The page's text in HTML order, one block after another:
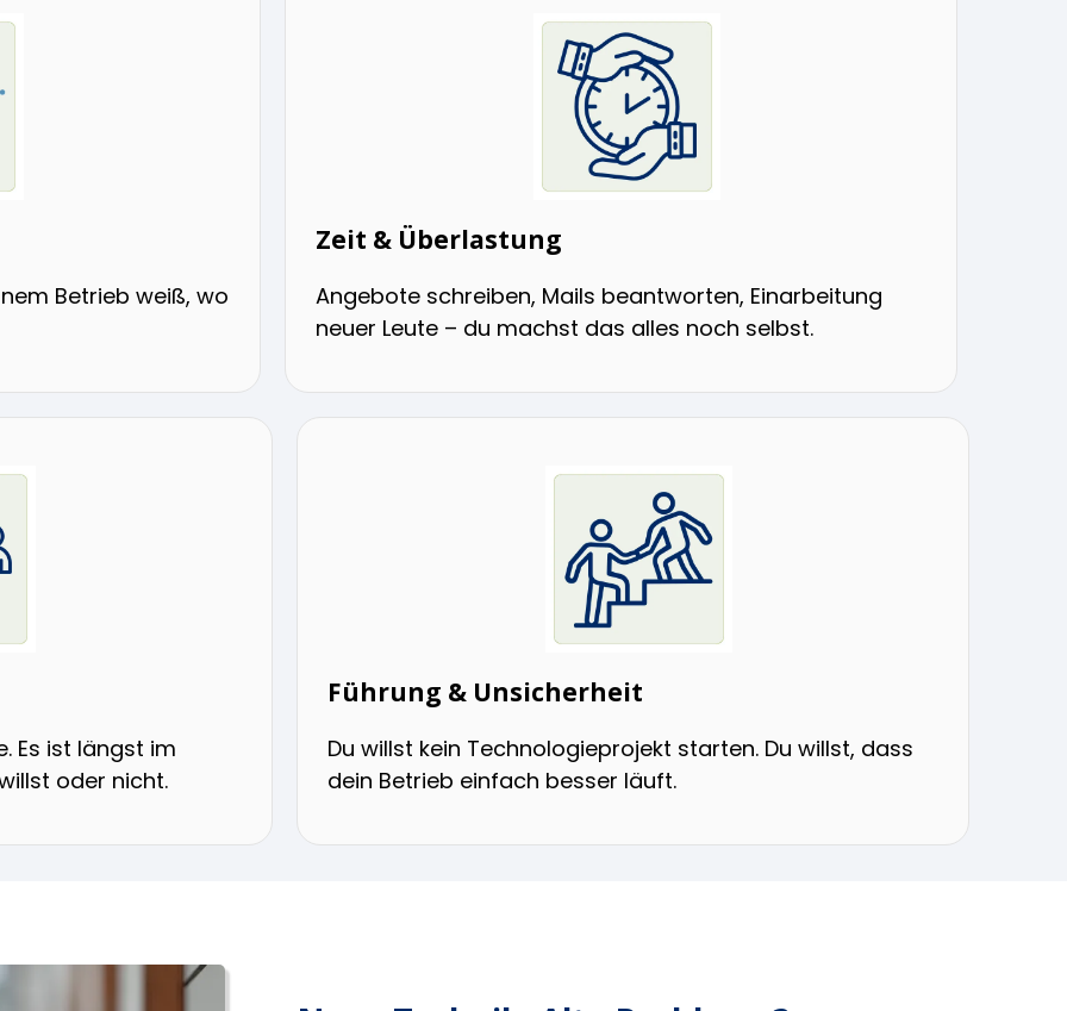
Betrieb weiß, wo
Zeit & Überlastung
Angebote schreiben, Mails beantworten, Einarbeitung
neuer Leute – du machst das alles noch selbst.
Es ist längst im
oder nicht.
Führung & Unsicherheit
Du willst kein Technologieprojekt starten. Du willst, dass
dein Betrieb einfach besser läuft.